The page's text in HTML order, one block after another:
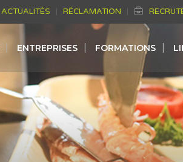
ACTUALITÉS RÉCLAMATION
ENTREPRISES FORMATIONS